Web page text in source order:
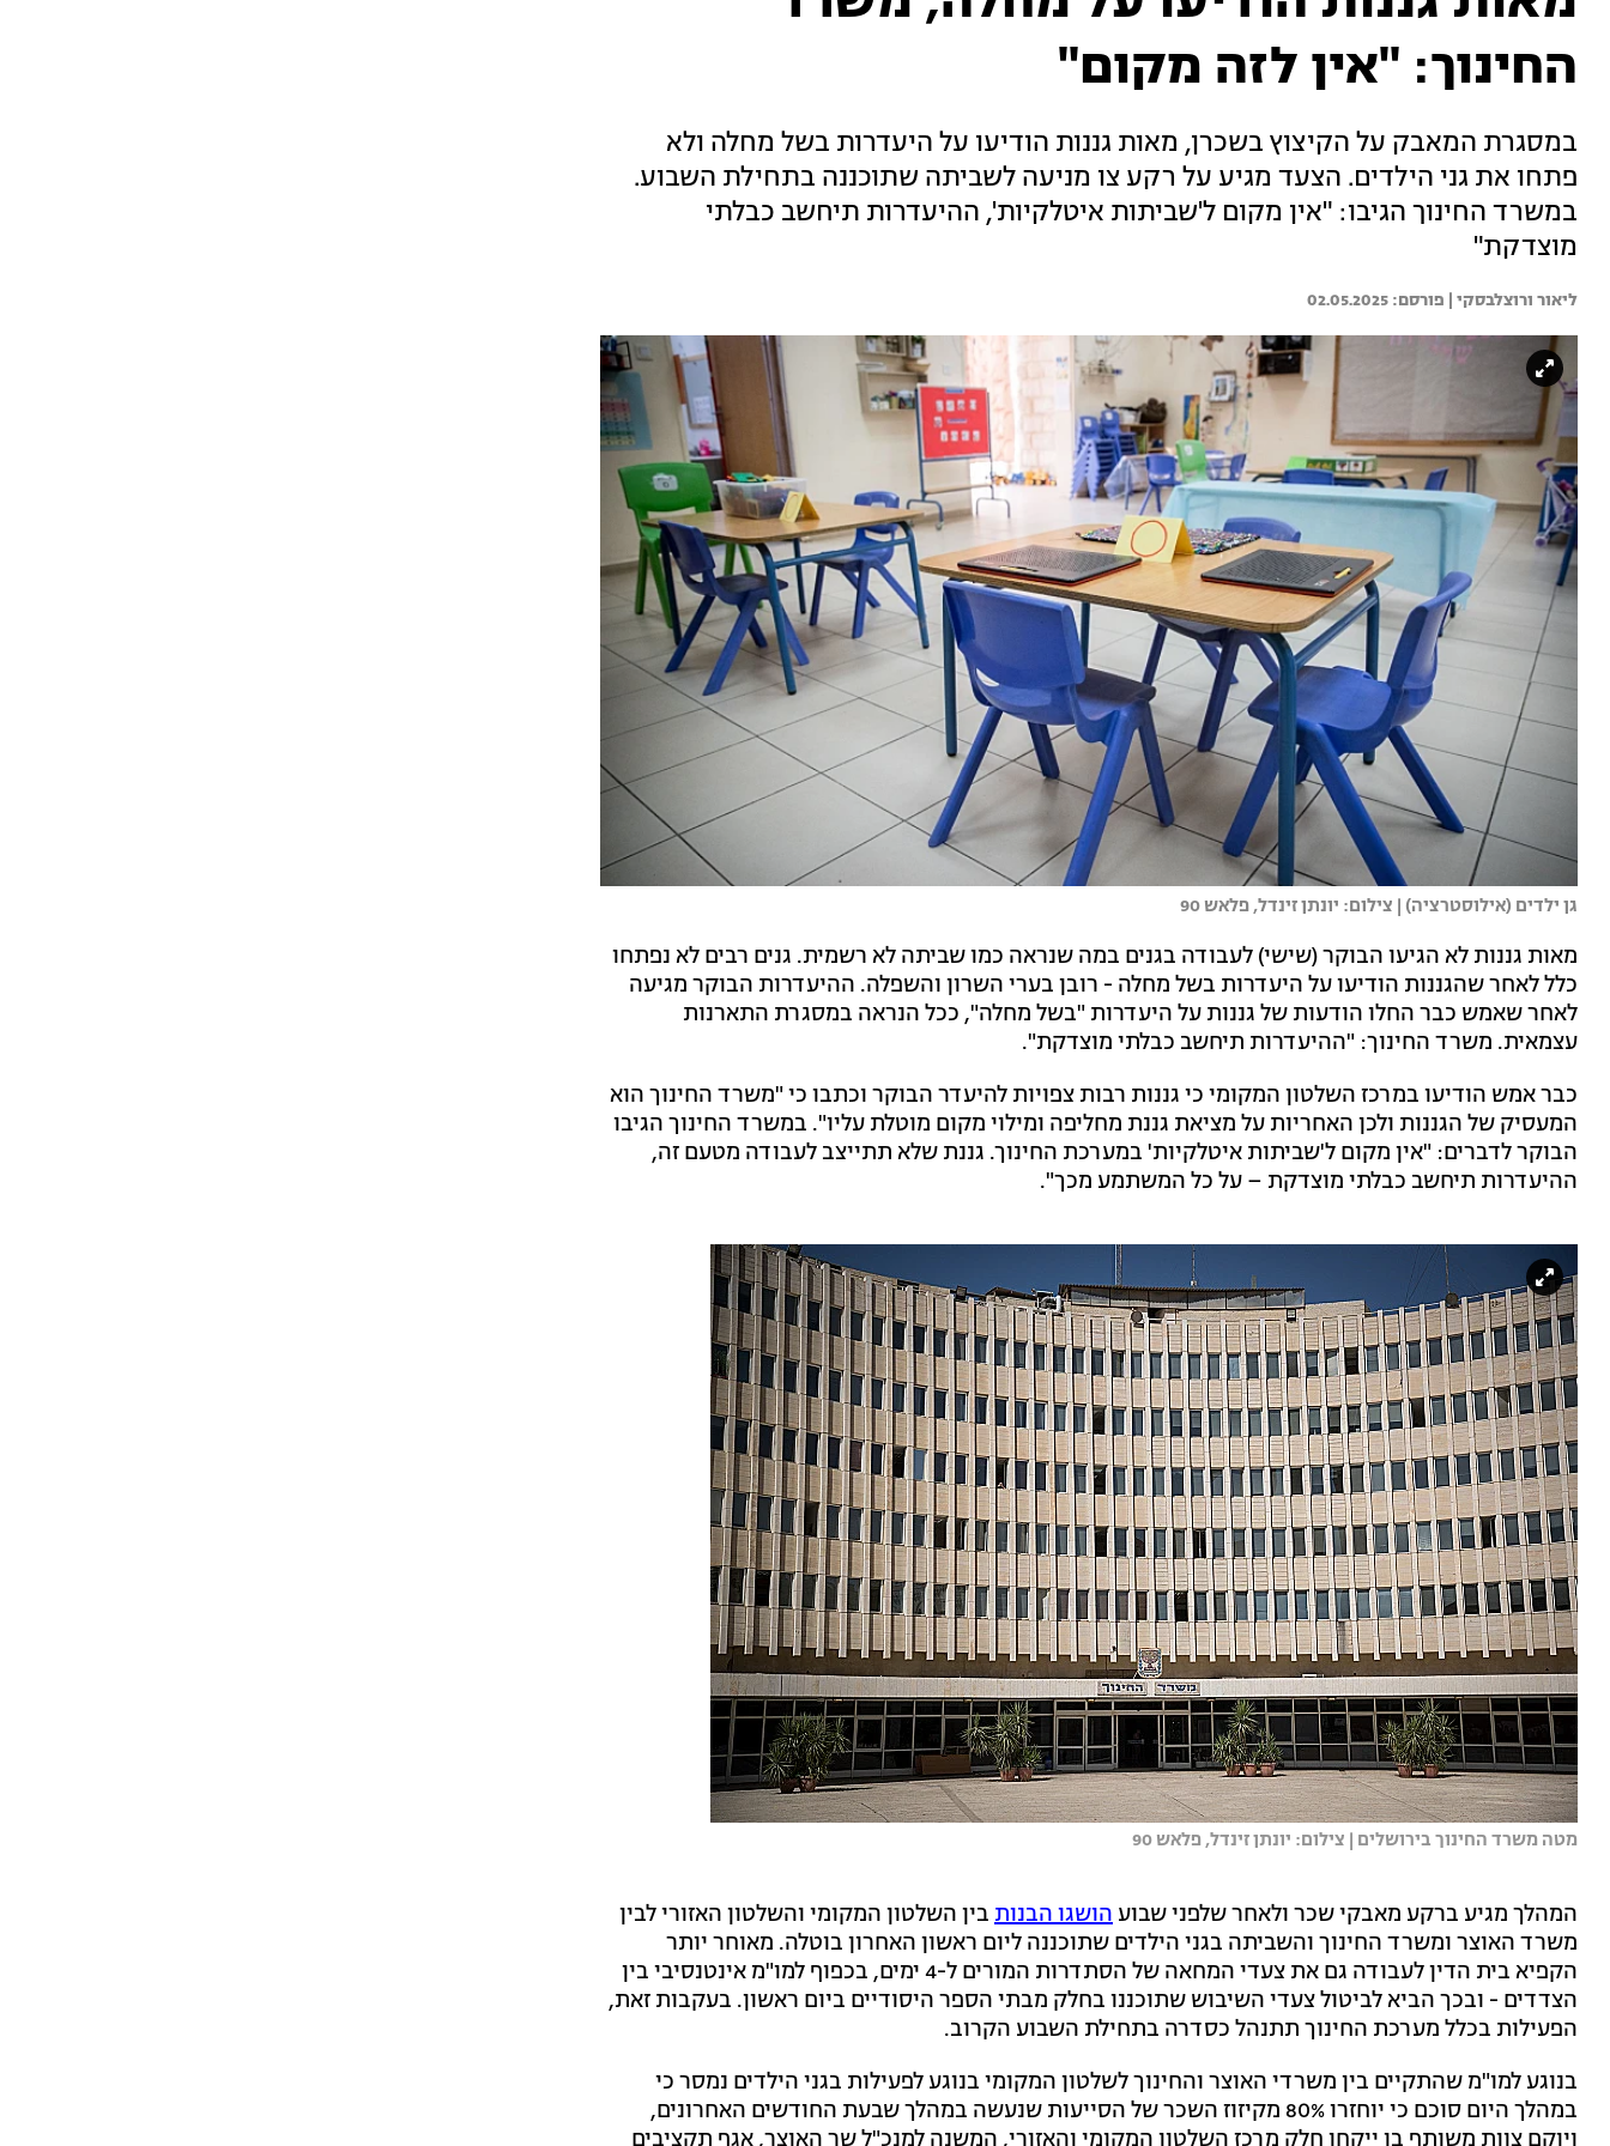
החינוך: "אין לזה מקום"
במסגרת המאבק על הקיצוץ בשכרן, מאות גננות הודיעו על היעדרות בשל מחלה ולא
פתחו את גני הילדים. הצעד מגיע על רקע צו מניעה לשביתה שתוכננה בתחילת השבוע.
במשרד החינוך הגיבו: "אין מקום ל'שביתות איטלקיות', ההיעדרות תיחשב כבלתי
מוצדקת"
ליאור ורוצלבסקי | 02.05.2025
גן ילדים (אילוסטרציה) | צילום: יונתן זינדל, פלאש 90
מאות גננות לא הגיעו הבוקר (שישי) לעבודה בגנים במה שנראה כמו שביתה לא רשמית. גנים רבים לא נפתחו
כלל לאחר שהגננות הודיעו על היעדרות בשל מחלה - רובן בערי השרון והשפלה. ההיעדרות הבוקר מגיעה
לאחר שאמש כבר החלו הודעות של גננות על היעדרות "בשל מחלה", ככל הנראה במסגרת התארנות
עצמאית. משרד החינוך: "ההיעדרות תיחשב כבלתי מוצדקת".
כבר אמש הודיעו במרכז השלטון המקומי כי גננות רבות צפויות להיעדר הבוקר וכתבו כי "משרד החינוך הוא
המעסיק של הגננות ולכן האחריות על מציאת גננת מחליפה ומילוי מקום מוטלת עליו". במשרד החינוך הגיבו
הבוקר לדברים: "אין מקום ל'שביתות איטלקיות' במערכת החינוך. גננת שלא תתייצב לעבודה מטעם זה,
ההיעדרות תיחשב כבלתי מוצדקת – על כל המשתמע מכך".
מטה משרד החינוך בירושלים | צילום: יונתן זינדל, פלאש 90
המהלך מגיע ברקע מאבקי שכר ולאחר שלפני שבוע הושגו הבנות בין השלטון המקומי והשלטון האזורי לבין
משרד האוצר ומשרד החינוך והשביתה בגני הילדים שתוכננה ליום ראשון האחרון בוטלה. מאוחר יותר
הקפיא בית הדין לעבודה גם את צעדי המחאה של הסתדרות המורים ל-4 ימים, בכפוף למו"מ אינטנסיבי בין
הצדדים - ובכך הביא לביטול צעדי השיבוש שתוכננו בחלק מבתי הספר היסודיים ביום ראשון. בעקבות זאת,
הפעילות בכלל מערכת החינוך תתנהל כסדרה בתחילת השבוע הקרוב.
בנוגע למו"מ שהתקיים בין משרדי האוצר והחינוך לשלטון המקומי בנוגע לפעילות בגני הילדים נמסר כי
במהלך היום סוכם כי יוחזרו 80% מקיזוז השכר של הסייעות שנעשה במהלך שבעת החודשים האחרונים,
ויוקם צוות משותף בו ייקחו חלק מרכז השלטון המקומי והאזורי, המשנה למנכ"ל שר האוצר, אגף תקציבים